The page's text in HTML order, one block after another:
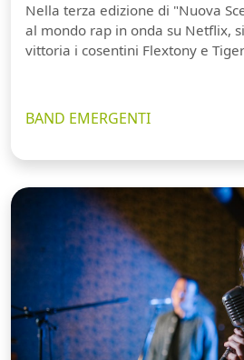
Nella terza edizione di "Nuova
al mondo rap in onda su Netflix,
vittoria i cosentini Flextony e
BAND EMERGENTI